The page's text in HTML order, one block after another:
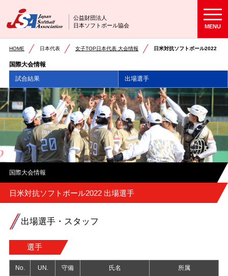
公益財団法人
日本ソフトボール協会
MENU
HOME 日本代表 女子TOP日本代表 大会情報 日米対抗ソフトボール2022
国際大会情報
試合結果
出場選手
国際大会情報
日米対抗ソフトボール2022 出場選手
出場選手・スタッフ
選手
No. UN. 守備 氏名 所属